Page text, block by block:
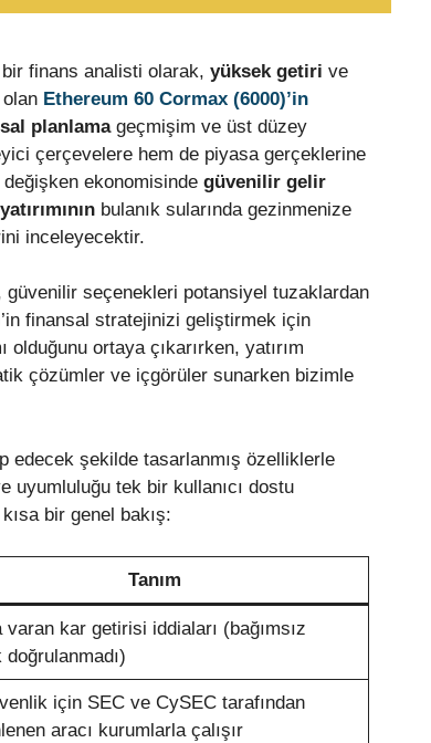
bir finans analisti olarak, yüksek getiri ve
Ethereum 60 Cormax (6000)’in
planlamageçmişim ve üst düzey
çerçevelere hem de piyasa gerçeklerine
ekonomisinde güvenilir gelir
bulanık sularında gezinmenize
inceleyecektir.
güvenilir seçenekleri potansiyel tuzaklardan
finansal stratejinizi geliştirmek için
ortaya çıkarırken, yatırım
çözümler ve içgörüler sunarken bizimle
edecek şekilde tasarlanmış özelliklerle
uyumluluğu tek bir kullanıcı dostu
bir genel bakış:
Tanım
varan kar getirisi iddiaları (bağımsız
doğrulanmadı)
için SEC ve CySEC tarafından
aracı kurumlarla çalışır